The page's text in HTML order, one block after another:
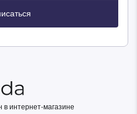
интернет-магазине